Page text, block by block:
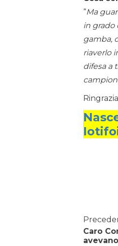
“Ma
in grado
gamba,
riaverlo
difesa a
Caro